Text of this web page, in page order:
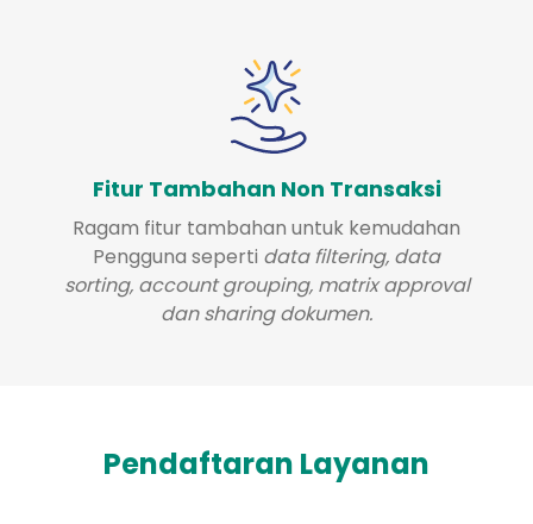
Fitur Tambahan Non Transaksi
Ragam fitur tambahan untuk kemudahan
Pengguna seperti data filtering, data
sorting, account grouping, matrix approval
dan sharing dokumen.
Pendaftaran Layanan